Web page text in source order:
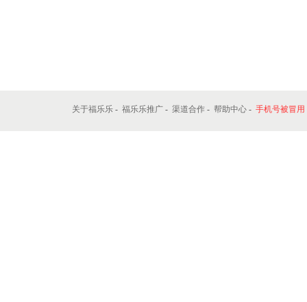
关于福乐乐 - 福乐乐推广 - 渠道合作 - 帮助中心 - 手机号被冒用